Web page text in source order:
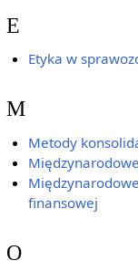
E
Etyka w
M
Metody
finansowej
O